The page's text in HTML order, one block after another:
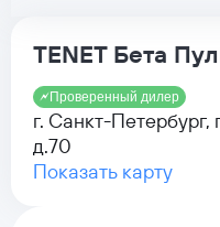
TENET Бета
Проверенный дилер
г. Санкт-
д.70
Показать карту